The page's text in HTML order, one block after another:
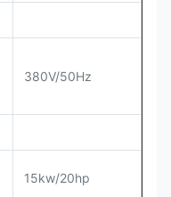
380V/50Hz
15kw/20hp